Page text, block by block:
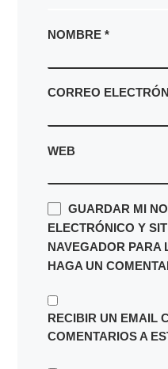
NOMBRE *
CORREO
WEB
GUARDAR MI
ELECTRÓNICO Y
NAVEGADOR PARA
HAGA UN
RECIBIR UN EMAIL
COMENTARIOS A